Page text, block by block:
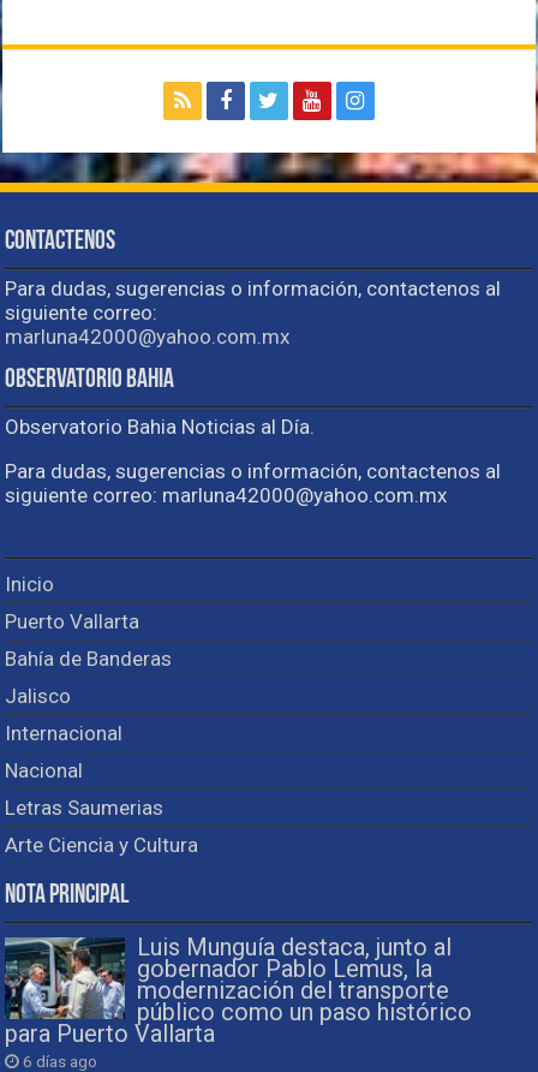
Contactenos
Para dudas, sugerencias o información, contactenos al
siguiente correo:
marluna42000@yahoo.com.mx
Observatorio Bahia
Observatorio Bahia Noticias al Día.
Para dudas, sugerencias o información, contactenos al
siguiente correo: marluna42000@yahoo.com.mx
Inicio
Puerto Vallarta
Bahía de Banderas
Jalisco
Internacional
Nacional
Letras Saumerias
Arte Ciencia y Cultura
Nota Principal
Luis Munguía destaca, junto al
gobernador Pablo Lemus, la
modernización del transporte
público como un paso histórico
para Puerto Vallarta
6 días ago